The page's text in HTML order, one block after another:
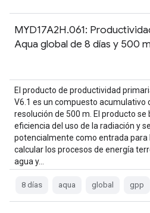
MYD17A2H.061:
Aqua global de 8 días y 500
El producto de productividad
V6.1 es un compuesto acumulativo
resolución de 500 m. El producto se
eficiencia del uso de la radiación y
potencialmente como entrada para
calcular los procesos de energía
agua y…
8 días aqua global gpp